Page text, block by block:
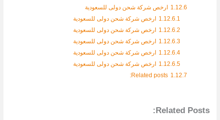
1.12.6
ارخص شركة شحن دولى للسعودية
1.12.6.1
ارخص شركة شحن دولى للسعودية
1.12.6.2
ارخص شركة شحن دولى للسعودية
1.12.6.3
ارخص شركة شحن دولى للسعودية
1.12.6.4
ارخص شركة شحن دولى للسعودية
1.12.6.5
ارخص شركة شحن دولى للسعودية
1.12.7
Related posts:
Related Posts: